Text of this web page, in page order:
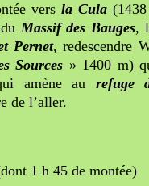
vers la Cula(1438
duMassif des Bauges,
Pernet, redescendre
Sources » 1400 m)
amène au refuge
de l’aller.
1 h 45 de montée)